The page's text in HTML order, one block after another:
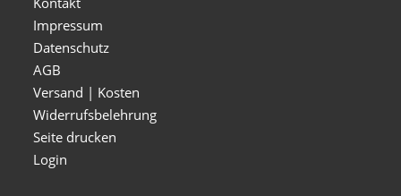
Impressum
Datenschutz
AGB
Versand | Kosten
Widerrufsbelehrung
Seite drucken
Login